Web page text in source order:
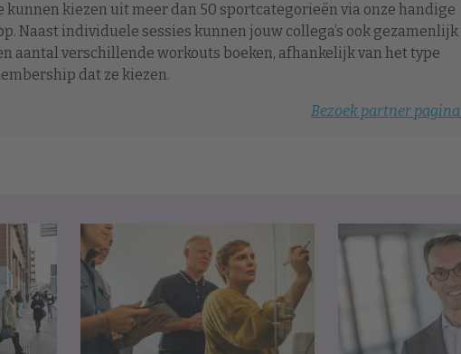
kunnen kiezen uit meer dan 50 sportcategorieën via onze handige
Naast individuele sessies kunnen jouw collega’s ook gezamenlijk
aantal verschillende workouts boeken, afhankelijk van het type
dat ze kiezen.
Bezoek partner pagina